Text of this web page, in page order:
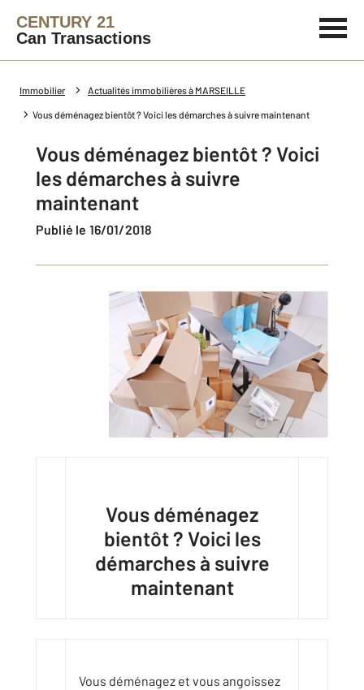
CENTURY 21
Can Transactions
Immobilier Actualités immobilières à MARSEILLE
Vous déménagez bientôt ? Voici les démarches à suivre maintenant
Vous déménagez bientôt ? Voici
les démarches à suivre
maintenant
Publié le 16/01/2018
Vous déménagez
bientôt ? Voici les
démarches à suivre
maintenant
Vous déménagez et vous angoissez